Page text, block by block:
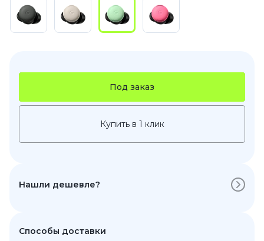
Под заказ
Купить в 1 клик
Нашли дешевле?
Способы доставки